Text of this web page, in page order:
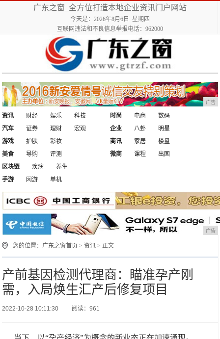
广东之窗_全方位打造本地企业资讯门户网站
今天是：2026年8月6日 星期四
互联网违法和不良信息举报电话：962000
广告
资讯 财经 娱乐
科技
汽车
证券 理财 宏观
时尚 电商
数码
企业
八卦
明星
游戏
护肤
彩妆
美食
导购 评测
商讯 家居
楼盘
微商
课程
出国
区块链
疾病
养生
手游
网游 单机
广告
您的位置： 广东之窗首页 >资讯 > 正文
产前基因检测代理商：瞄准孕产刚
需，入局焕生汇产后修复项目
2022-10-28 10:11:30 阅读：961